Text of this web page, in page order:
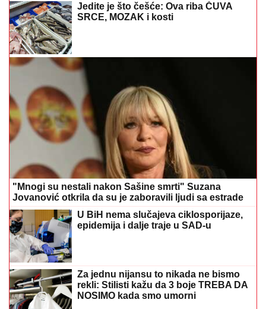
Jedite je što češće: Ova riba ČUVA
SRCE, MOZAK i kosti
"Mnogi su nestali nakon Sašine smrti" Suzana
Jovanović otkrila da su je zaboravili ljudi sa estrade
U BiH nema slučajeva ciklosporijaze,
epidemija i dalje traje u SAD-u
Za jednu nijansu to nikada ne bismo
rekli: Stilisti kažu da 3 boje TREBA DA
NOSIMO kada smo umorni